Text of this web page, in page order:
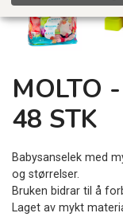
MOLTO
48 STK
Babysanselek med
og størrelser.
Bruken bidrar til å
Laget av mykt